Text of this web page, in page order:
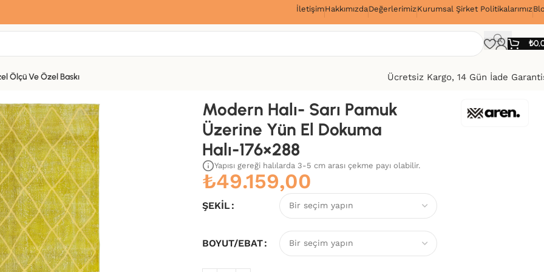
özel hoş geldin hediyemiz var!
Hemen üye ol, ilk siparişinde%10 indirimfırsatını yakala.
İletişimHakkımızdaDeğerlerimizKurumsal Şirket Politikalarımız
₺
Ölçü Ve Özel Baskı
Ücretsiz Kargo, 14 Gün İade
Modern Halı- Sarı Pamuk
Üzerine Yün El Dokuma
Halı-176×288
Yapısı gereği halılarda 3-5 cm arası çekme payı olabilir.
₺49.159,00
ŞEKIL
BOYUT/EBAT